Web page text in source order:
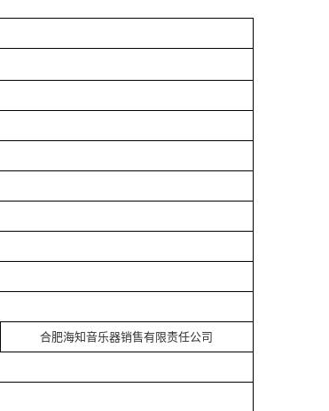
合肥海知音乐器销售有限责任公司